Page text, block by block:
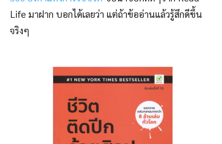
Life มาฝาก บอกได้เลยว่า แต่ถ้าข้ออ่านแล้วรู้สึกดีขึ้น
จริงๆ